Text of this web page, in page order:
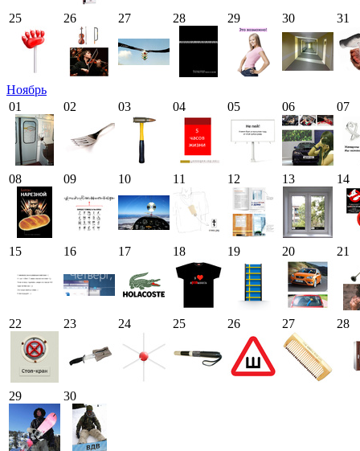
25 26 27 28 29 30 31
Ноябрь
01
02 03 04 05 06 07
08 09 10 11 12 13 14
15 16 17 18 19 20 21
22 23 24 25 26 27 28
29 30